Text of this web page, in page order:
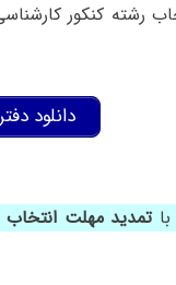
دانلود